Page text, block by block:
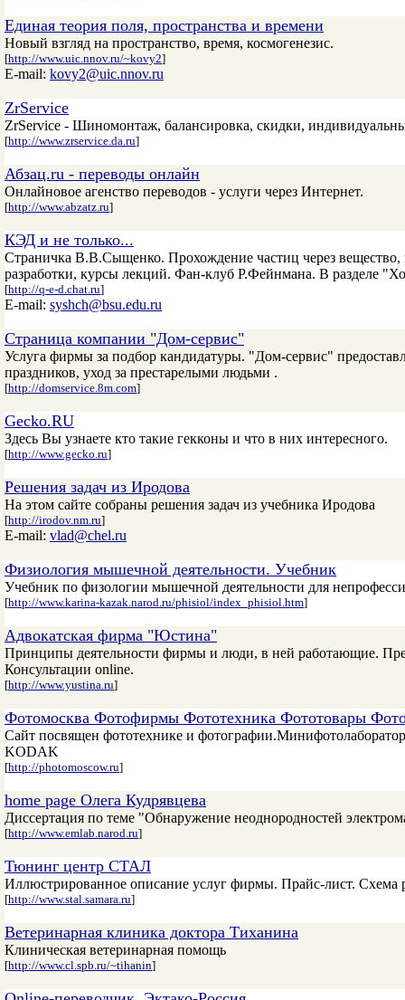
Единая теория поля, пространства и времени
Новый взгляд на пространство, время, космогенезис.
[http://www.uic.nnov.ru/~kovy2]
E-mail: kovy2@uic.nnov.ru
ZrService
ZrService - Шиномонтаж, балансировка, скидки,
[http://www.zrservice.da.ru]
Абзац.ru - переводы онлайн
Онлайновое агенство переводов - услуги через Интернет.
[http://www.abzatz.ru]
КЭД и не только...
Страничка В.В.Сыщенко. Прохождение частиц через вещество,
разработки, курсы лекций. Фан-клуб Р.Фейнмана. В разделе
[http://q-e-d.chat.ru]
E-mail: syshch@bsu.edu.ru
Страница компании "Дом-сервис"
Услуга фирмы за подбор кандидатуры. "Дом-сервис"
праздников, уход за престарелыми людьми .
[http://domservice.8m.com]
Gecko.RU
Здесь Вы узнаете кто такие гекконы и что в них интересного.
[http://www.gecko.ru]
Решения задач из Иродова
На этом сайте собраны решения задач из учебника Иродова
[http://irodov.nm.ru]
E-mail: vlad@chel.ru
Физиология мышечной деятельности. Учебник
Учебник по физологии мышечной деятельности для
[http://www.karina-kazak.narod.ru/phisiol/index_phisiol.htm]
Адвокатская фирма "Юстина"
Принципы деятельности фирмы и люди, в ней работающие.
Консультации online.
[http://www.yustina.ru]
Фотомосква Фотофирмы Фототехника Фототовары
Сайт посвящен фототехнике и
KODAK
[http://photomoscow.ru]
home page Олега Кудрявцева
Диссертация по теме "Обнаружение неоднородностей
[http://www.emlab.narod.ru]
Тюнинг центр СТАЛ
Иллюстрированное описание услуг фирмы. Прайс-лист.
[http://www.stal.samara.ru]
Ветеринарная клиника доктора Тиханина
Клиническая ветеринарная помощь
[http://www.cl.spb.ru/~tihanin]